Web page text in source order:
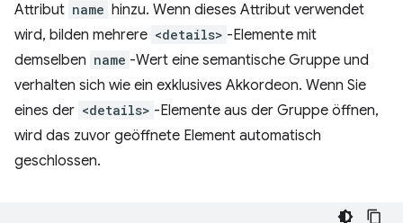
Attribut name hinzu. Wenn dieses Attribut verwendet
wird, bilden mehrere <details> -Elemente mit
demselben name -Wert eine semantische Gruppe und
verhalten sich wie ein exklusives Akkordeon. Wenn Sie
eines der <details> -Elemente aus der Gruppe öffnen,
wird das zuvor geöffnete Element automatisch
geschlossen.